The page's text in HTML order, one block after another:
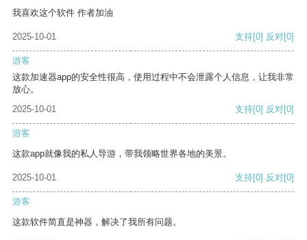
我喜欢这个软件 作者加油
2025-10-01 支持[0] 反对[0]
游客
这款加速器app的安全性很高，使用过程中不会泄露个人信息，让我非常
放心。
2025-10-01
支持[0] 反对[0]
游客
这款app就像我的私人导游，带我领略世界各地的美景。
2025-10-01 支持[0] 反对[0]
游客
这款软件简直是神器，解决了我所有问题。